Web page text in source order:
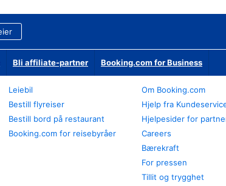
Bli affiliate-partner Booking.com for Business
Leiebil
Bestill flyreiser
Bestill bord på restaurant
Booking.com for reisebyråer
Om Booking.com
Hjelp fra
Hjelpesider for
Careers
Bærekraft
For pressen
Tillit og trygghet